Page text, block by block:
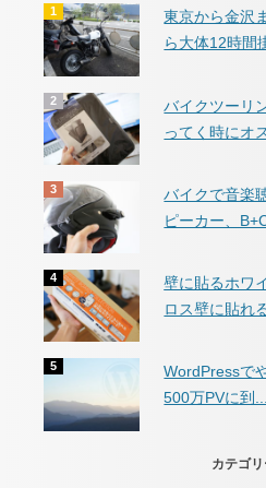
東京から金沢
ら大体12時間
バイクツーリ
ってく時にオ
バイクで音楽
ピーカー、
壁に貼るホワ
ロス壁に貼れ
WordPressで
500万PVに到...
カテゴ